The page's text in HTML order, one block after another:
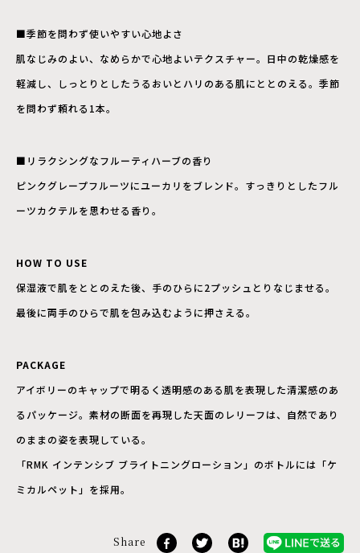
■季節を問わず使いやすい心地よさ
肌なじみのよい、なめらかで心地よいテクスチャー。日中の乾燥感を
軽減し、しっとりとしたうるおいとハリのある肌にととのえる。季節
を問わず頼れる1本。
■リラクシングなフルーティハーブの香り
ピンクグレープフルーツにユーカリをブレンド。すっきりとしたフル
ーツカクテルを思わせる香り。
HOW TO USE
保湿液で肌をととのえた後、手のひらに2プッシュとりなじませる。
最後に両手のひらで肌を包み込むように押さえる。
PACKAGE
アイボリーのキャップで明るく透明感のある肌を表現した清潔感のあ
るパッケージ。素材の断面を再現した天面のレリーフは、自然であり
のままの姿を表現している。
「RMK インテンシブ ブライトニングローション」のボトルには「ケ
ミカルペット」を採用。
Share